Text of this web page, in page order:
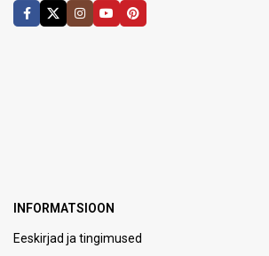
INFORMATSIOON
Eeskirjad ja tingimused